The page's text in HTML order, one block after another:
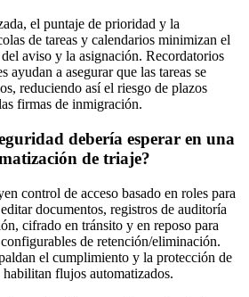
el puntaje de prioridad y la
de tareas y calendarios minimizan el
aviso y la asignación. Recordatorios
ayudan a asegurar que las tareas se
reduciendo así el riesgo de plazos
firmas de inmigración.
debería esperar en una
de triaje?
control de acceso basado en roles para
documentos, registros de auditoría
cifrado en tránsito y en reposo para
de retención/eliminación.
el cumplimiento y la protección de
flujos automatizados.